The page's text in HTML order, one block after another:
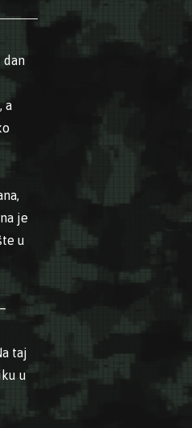
dan
a
je
u
taj
u
Saborsko, Drniš, Obrovac…”